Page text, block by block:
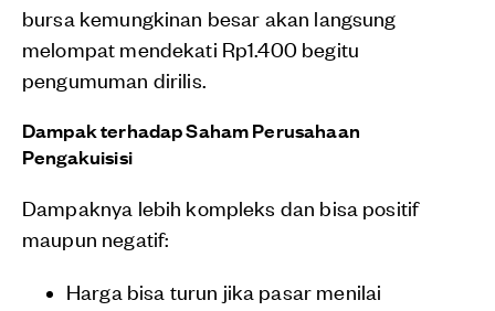
bursa kemungkinan besar akan langsung
melompat mendekati Rp1.400 begitu
pengumuman dirilis.
Dampak terhadap Saham Perusahaan
Pengakuisisi
Dampaknya lebih kompleks dan bisa positif
maupun negatif:
Harga bisa turun jika pasar menilai